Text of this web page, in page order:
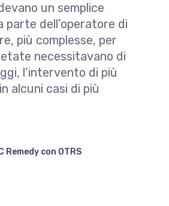
un semplice
parte dell’operatore di
più complesse, per
necessitavano di
l’intervento di più
alcuni casi di più
Remedy con OTRS